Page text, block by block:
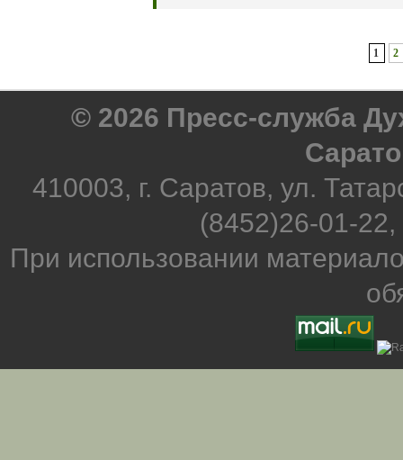
1 2
© 2026 Пресс-служба
410003, г. Саратов, ул.
(8452)26-01-
При использовании